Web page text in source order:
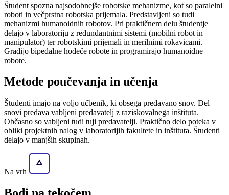
Študent spozna najsodobnejše robotske mehanizme, kot so paralelni
roboti in večprstna robotska prijemala. Predstavljeni so tudi
mehanizmi humanoidnih robotov. Pri praktičnem delu študentje
delajo v laboratoriju z redundantnimi sistemi (mobilni robot in
manipulator) ter robotskimi prijemali in merilnimi rokavicami.
Gradijo bipedalne hodeče robote in programirajo humanoidne
robote.
Metode poučevanja in učenja
Študenti imajo na voljo učbenik, ki obsega predavano snov. Del
snovi predava vabljeni predavatelj z raziskovalnega inštituta.
Občasno so vabljeni tudi tuji predavatelji. Praktično delo poteka v
obliki projektnih nalog v laboratorijih fakultete in inštituta. Študenti
delajo v manjših skupinah.
Na vrh